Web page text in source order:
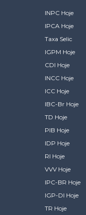
INPC Hoje
IPCA Hoje
Taxa Selic
IGPM Hoje
CDI Hoje
INCC Hoje
ICC Hoje
IBC-Br Hoje
TD Hoje
PIB Hoje
IDP Hoje
RI Hoje
VVV Hoje
IPC-BR Hoje
IGP-DI Hoje
TR Hoje